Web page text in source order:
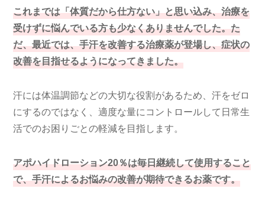
これまでは「体質だから仕方ない」と思い込み、治療を
受けずに悩んでいる方も少なくありませんでした。た
だ、最近では、手汗を改善する治療薬が登場し、症状の
改善を目指せるようになってきました。
汗には体温調節などの大切な役割があるため、汗をゼロ
にするのではなく、適度な量にコントロールして日常生
活でのお困りごとの軽減を目指します。
アポハイドローション20％は毎日継続して使用すること
で、手汗によるお悩みの改善が期待できるお薬です。